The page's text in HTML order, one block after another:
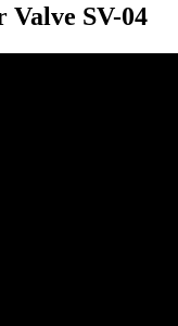
SV-04